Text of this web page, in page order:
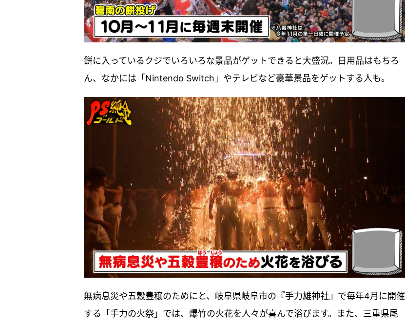
餅に入っているクジでいろいろな景品がゲットできると大盛況。日用品はもちろ
ん、なかには「Nintendo Switch」やテレビなど豪華景品をゲットする人も。
無病息災や五穀豊穣のためにと、岐阜県岐阜市の『手力雄神社』で毎年4月に開催
する「手力の火祭」では、爆竹の火花を人々が喜んで浴びます。また、三重県尾